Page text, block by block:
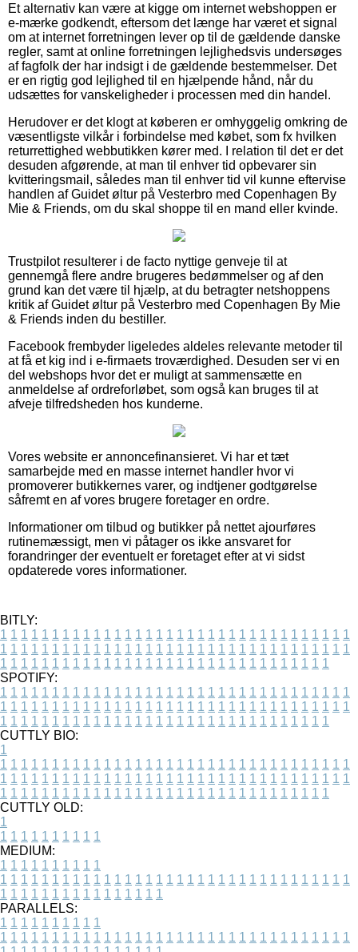
Et alternativ kan være at kigge om internet webshoppen er
e-mærke godkendt, eftersom det længe har været et signal
om at internet forretningen lever op til de gældende danske
regler, samt at online forretningen lejlighedsvis undersøges
af fagfolk der har indsigt i de gældende bestemmelser. Det
er en rigtig god lejlighed til en hjælpende hånd, når du
udsættes for vanskeligheder i processen med din handel.
Herudover er det klogt at køberen er omhyggelig omkring de
væsentligste vilkår i forbindelse med købet, som fx hvilken
returrettighed webbutikken kører med. I relation til det er det
desuden afgørende, at man til enhver tid opbevarer sin
kvitteringsmail, således man til enhver tid vil kunne eftervise
handlen af Guidet øltur på Vesterbro med Copenhagen By
Mie & Friends, om du skal shoppe til en mand eller kvinde.
Trustpilot resulterer i de facto nyttige genveje til at
gennemgå flere andre brugeres bedømmelser og af den
grund kan det være til hjælp, at du betragter netshoppens
kritik af Guidet øltur på Vesterbro med Copenhagen By Mie
& Friends inden du bestiller.
Facebook frembyder ligeledes aldeles relevante metoder til
at få et kig ind i e-firmaets troværdighed. Desuden ser vi en
del webshops hvor det er muligt at sammensætte en
anmeldelse af ordreforløbet, som også kan bruges til at
afveje tilfredsheden hos kunderne.
Vores website er annoncefinansieret. Vi har et tæt
samarbejde med en masse internet handler hvor vi
promoverer butikkernes varer, og indtjener godtgørelse
såfremt en af vores brugere foretager en ordre.
Informationer om tilbud og butikker på nettet ajourføres
rutinemæssigt, men vi påtager os ikke ansvaret for
forandringer der eventuelt er foretaget efter at vi sidst
opdaterede vores informationer.
BITLY:
1 1 1 1 1 1 1 1 1 1 1 1 1 1 1 1 1 1 1 1 1 1 1 1 1 1 1 1 1 1 1 1 1 1
1 1 1 1 1 1 1 1 1 1 1 1 1 1 1 1 1 1 1 1 1 1 1 1 1 1 1 1 1 1 1 1 1 1
1 1 1 1 1 1 1 1 1 1 1 1 1 1 1 1 1 1 1 1 1 1 1 1 1 1 1 1 1 1 1 1
SPOTIFY:
1 1 1 1 1 1 1 1 1 1 1 1 1 1 1 1 1 1 1 1 1 1 1 1 1 1 1 1 1 1 1 1 1 1
1 1 1 1 1 1 1 1 1 1 1 1 1 1 1 1 1 1 1 1 1 1 1 1 1 1 1 1 1 1 1 1 1 1
1 1 1 1 1 1 1 1 1 1 1 1 1 1 1 1 1 1 1 1 1 1 1 1 1 1 1 1 1 1 1 1
CUTTLY BIO:
1
1 1 1 1 1 1 1 1 1 1 1 1 1 1 1 1 1 1 1 1 1 1 1 1 1 1 1 1 1 1 1 1 1 1
1 1 1 1 1 1 1 1 1 1 1 1 1 1 1 1 1 1 1 1 1 1 1 1 1 1 1 1 1 1 1 1 1 1
1 1 1 1 1 1 1 1 1 1 1 1 1 1 1 1 1 1 1 1 1 1 1 1 1 1 1 1 1 1 1 1
CUTTLY OLD:
1
1 1 1 1 1 1 1 1 1 1
MEDIUM:
1 1 1 1 1 1 1 1 1 1
1 1 1 1 1 1 1 1 1 1 1 1 1 1 1 1 1 1 1 1 1 1 1 1 1 1 1 1 1 1 1 1 1 1
1 1 1 1 1 1 1 1 1 1 1 1 1 1 1 1
PARALLELS:
1 1 1 1 1 1 1 1 1 1
1 1 1 1 1 1 1 1 1 1 1 1 1 1 1 1 1 1 1 1 1 1 1 1 1 1 1 1 1 1 1 1 1 1